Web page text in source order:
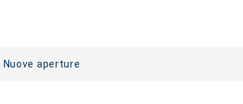
Nuove aperture